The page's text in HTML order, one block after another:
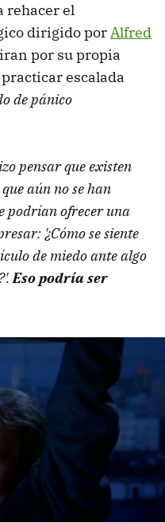
rehacer el
dirigido porAlfred
por su propia
escalada
de pánico
pensar que existen
aún no se han
podrían ofrecer una
'¿Cómo se siente
de miedo ante algo
Eso podría ser